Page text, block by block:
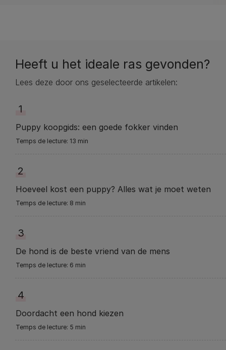
Heeft u het ideale ras gevonden?
Lees deze door ons geselecteerde artikelen:
1
Puppy koopgids: een goede fokker vinden
13 min
2
Hoeveel kost een puppy? Alles wat je moet weten
8 min
3
De hond is de beste vriend van de mens
6 min
4
Doordacht een hond kiezen
5 min